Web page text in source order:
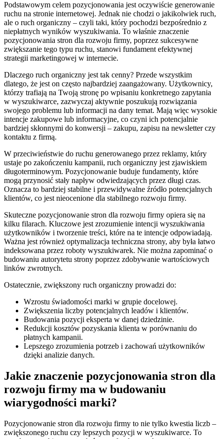
Podstawowym celem pozycjonowania jest oczywiście generowanie
ruchu na stronie internetowej. Jednak nie chodzi o jakikolwiek ruch,
ale o ruch organiczny – czyli taki, który pochodzi bezpośrednio z
niepłatnych wyników wyszukiwania. To właśnie znaczenie
pozycjonowania stron dla rozwoju firmy, poprzez sukcesywne
zwiększanie tego typu ruchu, stanowi fundament efektywnej
strategii marketingowej w internecie.
Dlaczego ruch organiczny jest tak cenny? Przede wszystkim
dlatego, że jest on często najbardziej zaangażowany. Użytkownicy,
którzy trafiają na Twoją stronę po wpisaniu konkretnego zapytania
w wyszukiwarce, zazwyczaj aktywnie poszukują rozwiązania
swojego problemu lub informacji na dany temat. Mają więc wysokie
intencje zakupowe lub informacyjne, co czyni ich potencjalnie
bardziej skłonnymi do konwersji – zakupu, zapisu na newsletter czy
kontaktu z firmą.
W przeciwieństwie do ruchu generowanego przez reklamy, który
ustaje po zakończeniu kampanii, ruch organiczny jest zjawiskiem
długoterminowym. Pozycjonowanie buduje fundamenty, które
mogą przynosić stały napływ odwiedzających przez długi czas.
Oznacza to bardziej stabilne i przewidywalne źródło potencjalnych
klientów, co jest nieocenione dla stabilnego rozwoju firmy.
Skuteczne pozycjonowanie stron dla rozwoju firmy opiera się na
kilku filarach. Kluczowe jest zrozumienie intencji wyszukiwania
użytkowników i tworzenie treści, które na te intencje odpowiadają.
Ważna jest również optymalizacja techniczna strony, aby była łatwo
indeksowana przez roboty wyszukiwarek. Nie można zapominać o
budowaniu autorytetu strony poprzez zdobywanie wartościowych
linków zwrotnych.
Ostatecznie, zwiększony ruch organiczny prowadzi do:
Wzrostu świadomości marki w grupie docelowej.
Zwiększenia liczby potencjalnych leadów i klientów.
Budowania pozycji eksperta w danej dziedzinie.
Redukcji kosztów pozyskania klienta w porównaniu do
płatnych kampanii.
Lepszego zrozumienia potrzeb i zachowań użytkowników
dzięki analizie danych.
Jakie znaczenie pozycjonowania stron dla
rozwoju firmy ma w budowaniu
wiarygodności marki?
Pozycjonowanie stron dla rozwoju firmy to nie tylko kwestia liczb –
zwiększonego ruchu czy lepszych pozycji w wyszukiwarce. To